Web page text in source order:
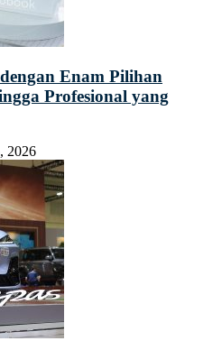
Enam Pilihan
Profesional yang
2026